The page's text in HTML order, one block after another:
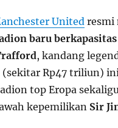
Unitedresmi
baru
, kandang
(sekitar Rp47 triliun)
top Eropa
kepemilikan Sir